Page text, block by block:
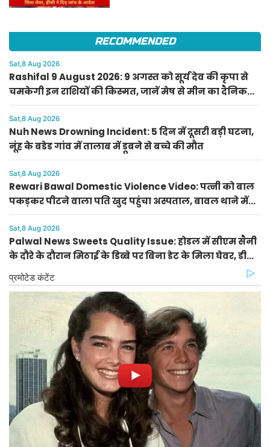
RECOMMENDED
Sat,8 Aug 2026
Rashifal 9 August 2026: 9 अगस्त को सूर्य देव की कृपा से
चमकेगी इन राशियों की किस्मत, जानें मेष से मीन का दैनिक
राशिफल
Sat,8 Aug 2026
Nuh News Drowning Incident: 5 दिन में दूसरी बड़ी घटना,
नूंह के बडेड गांव में तालाब में डूबने से बच्चे की मौत
Sat,8 Aug 2026
Rewari Bawal Domestic Violence Video: पत्नी को बाल
पकड़कर पीटने वाला पति खुद पहुंचा अस्पताल, बावल थाने में
केस दर्ज
Sat,8 Aug 2026
Palwal News Sweets Quality Issue: होडल में सीएम सैनी
के दौरे के दौरान मिठाई के डिब्बे पर बिना डेट के मिला घेवर, डीसी
ने दिए जांच के आदेश